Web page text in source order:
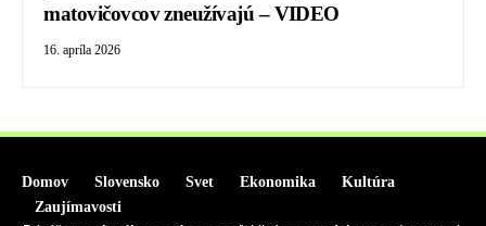
matovičovcov zneužívajú – VIDEO
16. apríla 2026
Domov Slovensko Svet Ekonomika
Kultúra
Zaujímavosti